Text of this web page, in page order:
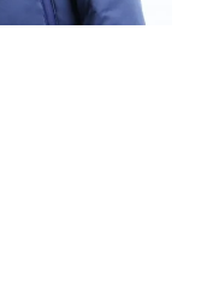
Dコート